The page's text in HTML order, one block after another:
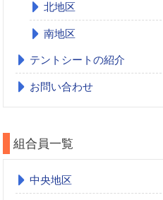
北地区
南地区
テントシートの紹介
お問い合わせ
組合員一覧
中央地区